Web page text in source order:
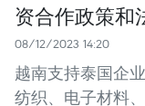
资合作政策和
08/12/2023 14:20
越南支持泰国企
纺织、电子材料